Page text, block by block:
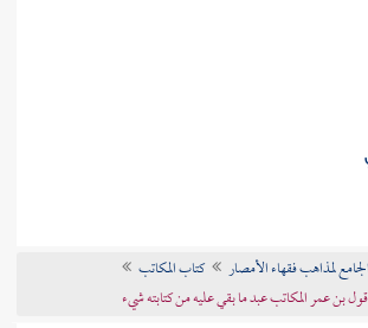
لمذاهب فقهاء الأمصار
كتاب المكاتب
قول بن عمر المكاتب عبد ما بقي عليه من كتابته شيء